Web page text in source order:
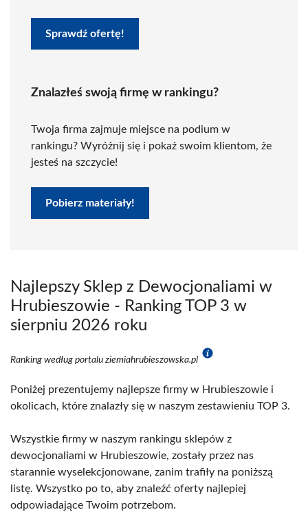
Sprawdź ofertę!
Znalazłeś swoją firmę w rankingu?
Twoja firma zajmuje miejsce na podium w
rankingu? Wyróżnij się i pokaż swoim klientom, że
jesteś na szczycie!
Pobierz materiały!
Najlepszy Sklep z Dewocjonaliami w
Hrubieszowie - Ranking TOP 3 w
sierpniu 2026 roku
Ranking według portalu ziemiahrubieszowska.pl
Poniżej prezentujemy najlepsze firmy w Hrubieszowie i
okolicach, które znalazły się w naszym zestawieniu TOP 3.
Wszystkie firmy w naszym rankingu sklepów z
dewocjonaliami w Hrubieszowie, zostały przez nas
starannie wyselekcjonowane, zanim trafiły na poniższą
listę. Wszystko po to, aby znaleźć oferty najlepiej
odpowiadające Twoim potrzebom.